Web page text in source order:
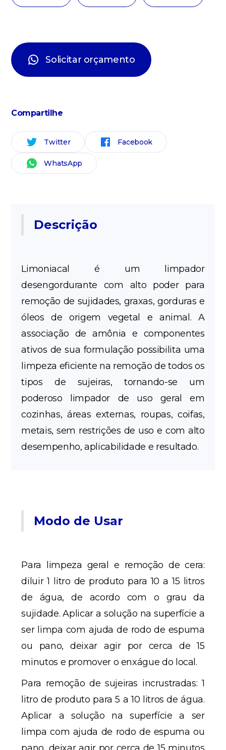
Solicitar orçamento
Compartilhe
Twitter Facebook
WhatsApp
Descrição
Limoniacal é um limpador
desengordurante com alto poder para
remoção de sujidades, graxas, gorduras e
óleos de origem vegetal e animal. A
associação de amônia e componentes
ativos de sua formulação possibilita uma
limpeza eficiente na remoção de todos os
tipos de sujeiras, tornando-se um
poderoso limpador de uso geral em
cozinhas, áreas externas, roupas, coifas,
metais, sem restrições de uso e com alto
desempenho, aplicabilidade e resultado.
Modo de Usar
Para limpeza geral e remoção de cera:
diluir 1 litro de produto para 10 a 15 litros
de água, de acordo com o grau da
sujidade. Aplicar a solução na superfície a
ser limpa com ajuda de rodo de espuma
ou pano, deixar agir por cerca de 15
minutos e promover o enxágue do local.
Para remoção de sujeiras incrustradas: 1
litro de produto para 5 a 10 litros de água.
Aplicar a solução na superfície a ser
limpa com ajuda de rodo de espuma ou